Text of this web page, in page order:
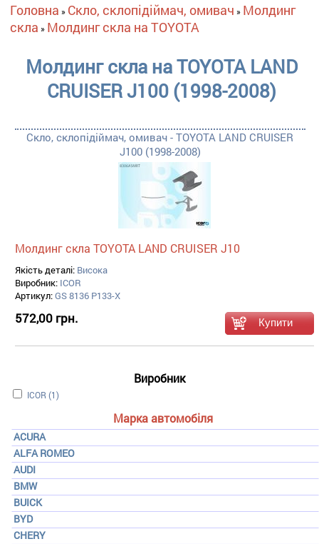
Виробник
Apply ICOR filter
ICOR (1)
Марка автомобіля
ACURA
ALFA ROMEO
AUDI
BMW
BUICK
BYD
CHERY
Ви є тут
Головна » Скло, склопідіймач, омивач » Молдинг
скла » Молдинг скла на TOYOTA
Молдинг скла на TOYOTA LAND
CRUISER J100 (1998-2008)
Скло, склопідіймач, омивач - TOYOTA LAND CRUISER
J100 (1998-2008)
Молдинг скла TOYOTA LAND CRUISER J10
Якість деталі: Висока
Виробник: ICOR
Артикул:GS 8136 P133-X
572,00 грн.